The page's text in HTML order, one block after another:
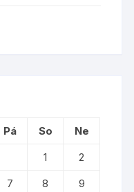
Pá So
Ne
1
2
7 8
9